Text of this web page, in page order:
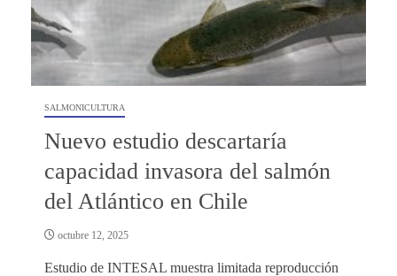
SALMONICULTURA
Nuevo estudio descartaría
capacidad invasora del salmón
del Atlántico en Chile
octubre 12, 2025
Estudio de INTESAL muestra limitada reproducción